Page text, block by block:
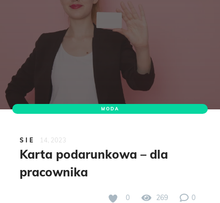
MODA
SIE 14, 2023
Karta podarunkowa – dla
pracownika
0 269 0